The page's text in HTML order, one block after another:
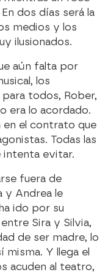
dos días será la
medios y los
ilusionados.
aún falta por
los
todos, Rober,
era lo acordado.
en el contrato que
Todas las
intenta evitar.
fuera de
y Andrea le
ido por su
Sira y Silvia,
de ser madre, lo
Y llega el
acuden al teatro,